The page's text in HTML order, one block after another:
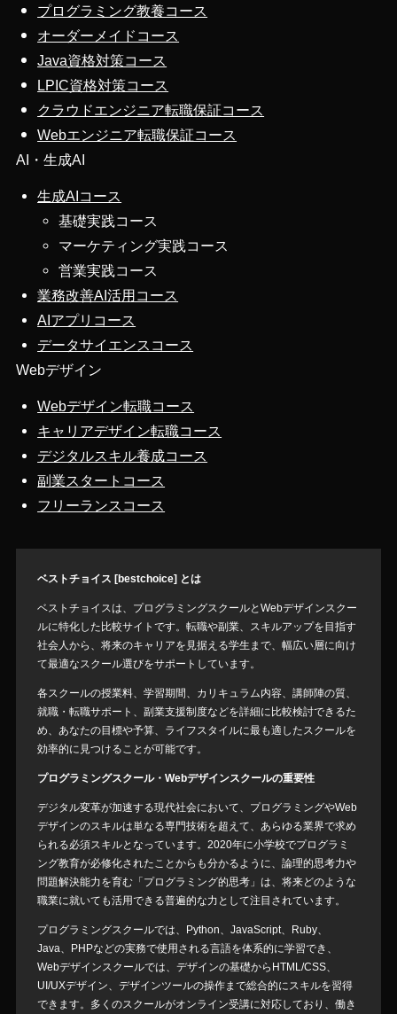
プログラミング教養コース
オーダーメイドコース
Java資格対策コース
LPIC資格対策コース
クラウドエンジニア転職保証コース
Webエンジニア転職保証コース
AI・生成AI
生成AIコース
基礎実践コース
マーケティング実践コース
営業実践コース
業務改善AI活用コース
AIアプリコース
データサイエンスコース
Webデザイン
Webデザイン転職コース
キャリアデザイン転職コース
デジタルスキル養成コース
副業スタートコース
フリーランスコース
ベストチョイス [bestchoice] とは
ベストチョイスは、プログラミングスクールとWebデザインスクー
ルに特化した比較サイトです。転職や副業、スキルアップを目指す
社会人から、将来のキャリアを見据える学生まで、幅広い層に向け
て最適なスクール選びをサポートしています。
各スクールの授業料、学習期間、カリキュラム内容、講師陣の質、
就職・転職サポート、副業支援制度などを詳細に比較検討できるた
め、あなたの目標や予算、ライフスタイルに最も適したスクールを
効率的に見つけることが可能です。
プログラミングスクール・Webデザインスクールの重要性
デジタル変革が加速する現代社会において、プログラミングやWeb
デザインのスキルは単なる専門技術を超えて、あらゆる業界で求め
られる必須スキルとなっています。2020年に小学校でプログラミ
ング教育が必修化されたことからも分かるように、論理的思考力や
問題解決能力を育む「プログラミング的思考」は、将来どのような
職業に就いても活用できる普遍的な力として注目されています。
プログラミングスクールでは、Python、JavaScript、Ruby、
Java、PHPなどの実務で使用される言語を体系的に学習でき、
Webデザインスクールでは、デザインの基礎からHTML/CSS、
UI/UXデザイン、デザインツールの操作まで総合的にスキルを習得
できます。多くのスクールがオンライン受講に対応しており、働き